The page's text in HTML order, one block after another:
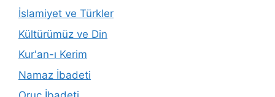
İslamiyet ve Türkler
Kültürümüz ve Din
Kur'an-ı Kerim
Namaz İbadeti